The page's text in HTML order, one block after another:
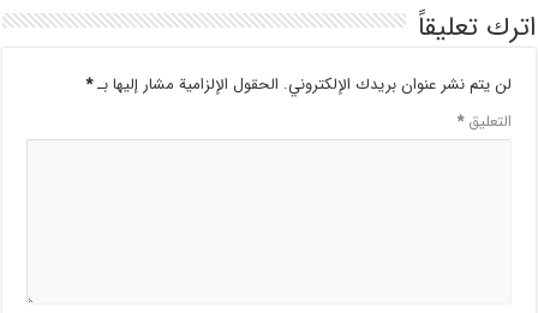
اترك تعليقاً
لن يتم نشر عنوان بريدك الإلكتروني. الحقول الإلزامية مشار إليها بـ*
التعليق*